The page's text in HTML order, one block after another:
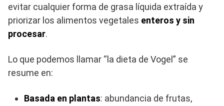
evitar cualquier forma de grasa líquida extraída y
priorizar los alimentos vegetales enteros y sin
procesar.
Lo que podemos llamar “la dieta de Vogel” se
resume en:
Basada en plantas: abundancia de frutas,